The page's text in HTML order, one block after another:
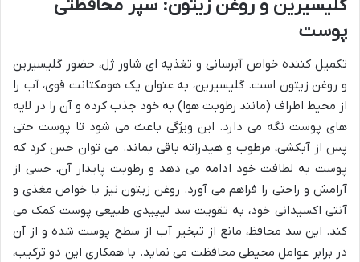
گلیسیرین و روغن زیتون: سپر محافظتی
پوست
تکمیل کننده خواص آبرسانی و تغذیه ای شاور ژل، حضور گلیسیرین
و روغن زیتون است. گلیسیرین، به عنوان یک هومکتانت قوی، آب را
از محیط اطراف (مانند رطوبت هوا) به خود جذب کرده و آن را در لایه
های پوست نگه می دارد. این ویژگی باعث می شود تا پوست حتی
پس از آبکشی، مرطوب و هیدراته باقی بماند. می توان حس کرد که
پوست به لطافت خود ادامه می دهد و رطوبت پایدار آن، حسی از
آرامش و راحتی را فراهم می آورد. روغن زیتون نیز با خواص مغذی و
آنتی اکسیدانی خود، به تقویت سد لیپیدی طبیعی پوست کمک می
کند. این سد محافظ، مانع از تبخیر آب از سطح پوست شده و از آن
در برابر عوامل محیطی محافظت می نماید. با همکاری این دو ترکیب،